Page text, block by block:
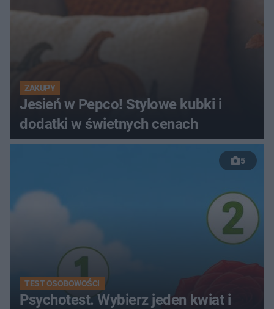
ZAKUPY
Jesień w Pepco! Stylowe kubki i
dodatki w świetnych cenach
5
TEST OSOBOWOŚCI
Psychotest. Wybierz jeden kwiat i